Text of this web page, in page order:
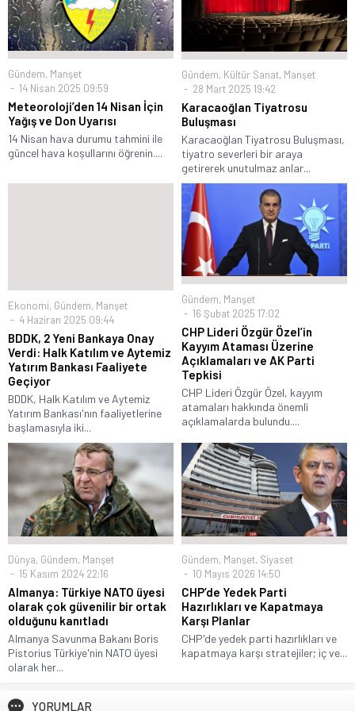
Gündem, Manşet
14 Nisan 2025 09:59
Meteoroloji’den 14 Nisan İçin
Yağış ve Don Uyarısı
14 Nisan hava durumu tahmini ile
güncel hava koşullarını öğrenin....
Gündem, Kültür Sanat, Manşet
28 Mart 2025 19:42
Karacaoğlan Tiyatrosu
Buluşması
Karacaoğlan Tiyatrosu Buluşması,
tiyatro severleri bir araya
getirerek unutulmaz anlar...
Ekonomi, Gündem, Manşet
4 Haziran 2025 09:44
BDDK, 2 Yeni Bankaya Onay
Verdi: Halk Katılım ve Aytemiz
Yatırım Bankası Faaliyete
Geçiyor
BDDK, Halk Katılım ve Aytemiz
Yatırım Bankası'nın faaliyetlerine
başlamasıyla iki...
Gündem, Manşet
16 Şubat 2025 17:02
CHP Lideri Özgür Özel’in
Kayyım Ataması Üzerine
Açıklamaları ve AK Parti
Tepkisi
CHP Lideri Özgür Özel, kayyım
atamaları hakkında önemli
açıklamalarda bulundu....
Dünya, Gündem, Manşet
15 Kasım 2024 22:16
Almanya: Türkiye NATO üyesi
olarak çok güvenilir bir ortak
olduğunu kanıtladı
Almanya Savunma Bakanı Boris
Pistorius Türkiye'nin NATO üyesi
olarak her...
Gündem, Manşet, Siyaset
10 Mayıs 2026 14:50
CHP’de Yedek Parti
Hazırlıkları ve Kapatmaya
Karşı Planlar
CHP'de yedek parti hazırlıkları ve
kapatmaya karşı stratejiler; iç ve...
YORUMLAR